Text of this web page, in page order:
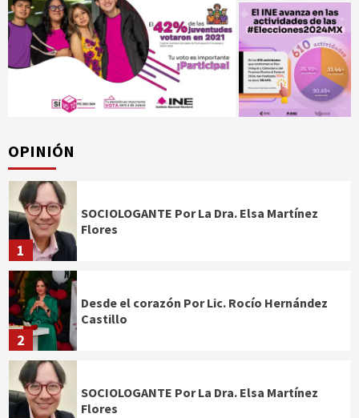
OPINIÓN
1
SOCIOLOGANTE Por La Dra. Elsa Martínez
Flores
2
Desde el corazón Por Lic. Rocío Hernández
Castillo
SOCIOLOGANTE Por La Dra. Elsa Martínez
Flores